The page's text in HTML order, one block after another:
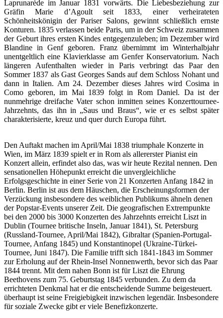
Laprunarède im Januar 1831 vorwärts. Die Liebesbeziehung zur
Gräfin Marie d’Agoult seit 1833, einer verheirateten
Schönheitskönigin der Pariser Salons, gewinnt schließlich ernste
Konturen. 1835 verlassen beide Paris, um in der Schweiz zusammen
der Geburt ihres ersten Kindes entgegenzuleben; im Dezember wird
Blandine in Genf geboren. Franz übernimmt im Winterhalbjahr
unentgeltlich eine Klavierklasse am Genfer Konservatorium. Nach
längeren Aufenthalten wieder in Paris verbringt das Paar den
Sommer 1837 als Gast Georges Sands auf dem Schloss Nohant und
dann in Italien. Am 24. Dezember dieses Jahres wird Cosima in
Como geboren, im Mai 1839 folgt in Rom Daniel. Da ist der
nunmehrige dreifache Vater schon inmitten seines Konzerttournee-
Jahrzehnts, das ihn in „Saus und Braus“, wie er es selbst später
charakterisierte, kreuz und quer durch Europa führt.
Den Auftakt machen im April/Mai 1838 triumphale Konzerte in
Wien, im März 1839 spielt er in Rom als allererster Pianist ein
Konzert allein, erfindet also das, was wir heute Rezital nennen. Den
sensationellen Höhepunkt erreicht die unvergleichliche
Erfolgsgeschichte in einer Serie von 21 Konzerten Anfang 1842 in
Berlin. Berlin ist aus dem Häuschen, die Erscheinungsformen der
Verzückung insbesondere des weiblichen Publikums ähneln denen
der Popstar-Events unserer Zeit. Die geografischen Extrempunkte
bei den 2000 bis 3000 Konzerten des Jahrzehnts erreicht Liszt in
Dublin (Tournee britische Inseln, Januar 1841), St. Petersburg
(Russland-Tournee, April/Mai 1842), Gibraltar (Spanien-Portugal-
Tournee, Anfang 1845) und Konstantinopel (Ukraine-Türkei-
Tournee, Juni 1847). Die Familie trifft sich 1841-1843 im Sommer
zur Erholung auf der Rhein-Insel Nonnenwerth, bevor sich das Paar
1844 trennt. Mit dem nahen Bonn ist für Liszt die Ehrung
Beethovens zum 75. Geburtstag 1845 verbunden. Zu dem da
errichteten Denkmal hat er die entscheidende Summe beigesteuert.
überhaupt ist seine Freigiebigkeit inzwischen legendär. Insbesondere
für soziale Zwecke gibt er viele Benefizkonzerte.